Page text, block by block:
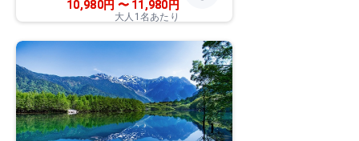
10,980円 〜11,980 円
大人1名あたり